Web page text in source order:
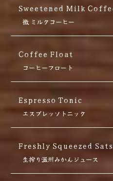
Sweetened Milk
微 ミルクコーヒー
Coffee Float
コーヒーフロート
Espresso Tonic
エスプレッソトニック
Freshly Squeezed
生搾り温州みかんジュース